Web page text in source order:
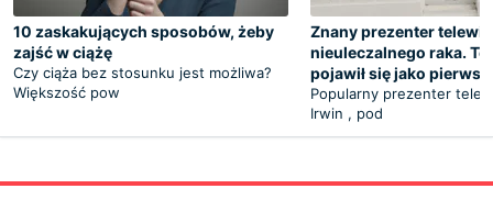
10 zaskakujących sposobów, żeby
zajść w ciążę
Czy ciąża bez stosunku jest możliwa?
Większość pow
Znany prezenter
nieuleczalnego raka.
pojawił się jako
Popularny prezenter
Irwin , pod